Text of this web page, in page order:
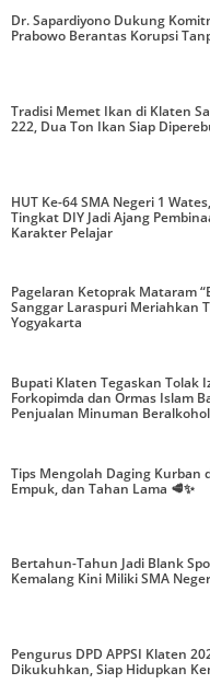
Dr. Sapardiyono Dukung
Prabowo Berantas Korupsi
Tradisi Memet Ikan di Klaten
222, Dua Ton Ikan Siap
HUT Ke-64 SMA Negeri 1
Tingkat DIY Jadi Ajang
Karakter Pelajar
Pagelaran Ketoprak Mataram
Sanggar Laraspuri Meriahkan
Yogyakarta
Bupati Klaten Tegaskan Tolak
Forkopimda dan Ormas Islam
Penjualan Minuman Beralkohol
Tips Mengolah Daging Kurban
Empuk, dan Tahan Lama 🥩✨
Bertahun-Tahun Jadi Blank
Kemalang Kini Miliki SMA
Pengurus DPD APPSI Klaten
Dikukuhkan, Siap Hidupkan